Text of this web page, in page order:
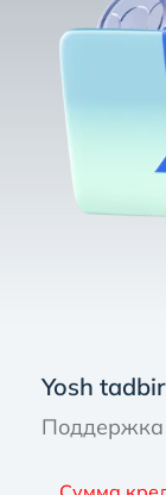
Yosh
Поддержка